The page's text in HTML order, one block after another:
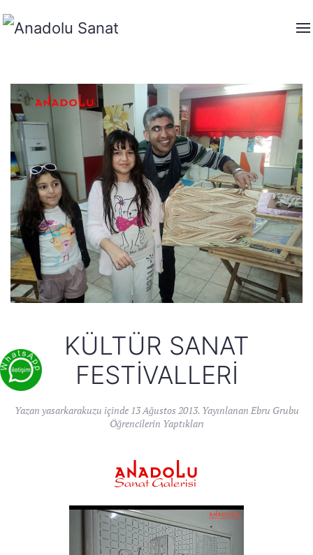
KÜLTÜR SANAT
FESTIVALLERI
Yazan yasarkarakuzu içinde 13 Ağustos 2013. Yayınlanan Ebru Grubu
Öğrencilerin Yaptıkları